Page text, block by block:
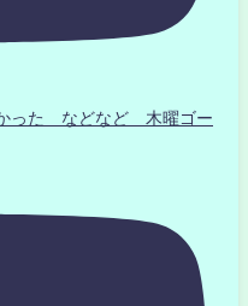
った などなど 木曜ゴー